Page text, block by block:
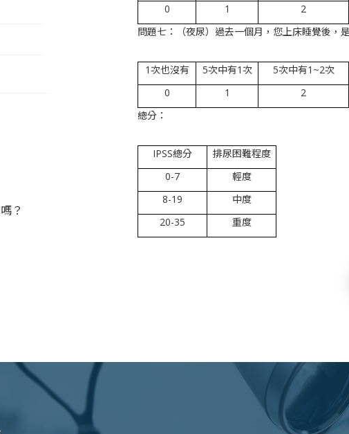
0
1 2
問題七：（夜尿）過去一個月，您上床睡覺後，
1次也沒有 5次中有1次 5次中有1~2次
0
1 2
總分：
IPSS總分
排尿困難程度
0-7
輕度
8-19
中度
20-35
重度
？